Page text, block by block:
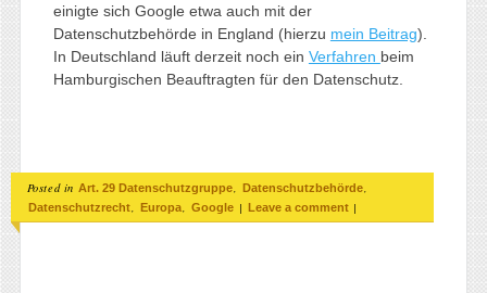
einigte sich Google etwa auch mit der
Datenschutzbehörde in England (hierzu mein Beitrag).
In Deutschland läuft derzeit noch ein Verfahren beim
Hamburgischen Beauftragten für den Datenschutz.
Posted in Art. 29 Datenschutzgruppe Datenschutzbehörde
Datenschutzrecht Europa Google | Leave a comment |